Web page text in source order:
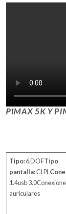
PIMAX 5K Y
Tipo:6 DOFTipo
pantalla:CLPL
1.4usb
auriculares